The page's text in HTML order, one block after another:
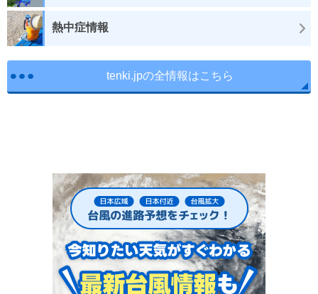
熱中症情報
tenki.jpの全情報はこちら